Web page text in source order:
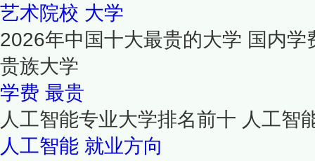
艺术院校 大学
2026年中国十大最贵的大学 国内
贵族大学
学费 最贵
人工智能专业大学排名前十 人工智
人工智能 就业方向